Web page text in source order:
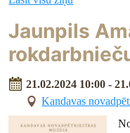
Jaunpils
21.02.2024 10:00 -
Kandavas